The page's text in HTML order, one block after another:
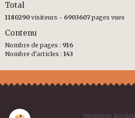
Total
1180290 visiteurs - 6903607 pages vues
Contenu
Nombre de pages : 916
Nombre d'articles : 143
Mentions légales